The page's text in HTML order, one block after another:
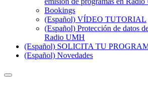
Bookings
(Español) VÍDEO TUTORIAL
(Español) Protección de datos
Radio UMH
(Español) SOLICITA TU
(Español) Novedades